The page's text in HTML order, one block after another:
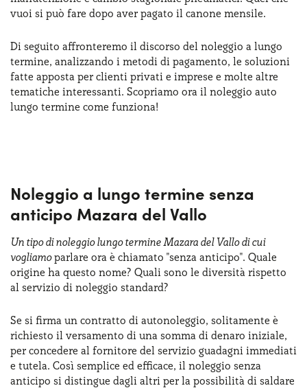
vuoi si può fare dopo aver pagato il canone mensile.
Di seguito affronteremo il discorso del noleggio a lungo
termine, analizzando i metodi di pagamento, le soluzioni
fatte apposta per clienti privati e imprese e molte altre
tematiche interessanti. Scopriamo ora il noleggio auto
lungo termine come funziona!
Noleggio a lungo termine senza
anticipo Mazara del Vallo
Un tipo di noleggio lungo termine Mazara del Vallo di cui
vogliamoparlare ora è chiamato "senza anticipo". Quale
origine ha questo nome? Quali sono le diversità rispetto
al servizio di noleggio standard?
Se si firma un contratto di autonoleggio, solitamente è
richiesto il versamento di una somma di denaro iniziale,
per concedere al fornitore del servizio guadagni immediati
e tutela. Così semplice ed efficace, il noleggio senza
anticipo si distingue dagli altri per la possibilità di saldare